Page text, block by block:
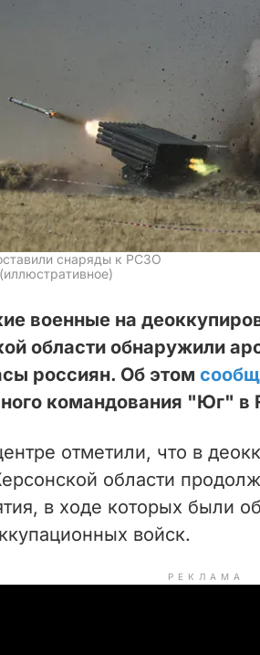
снаряды к РСЗО
военные на
области обнаружили
россиян. Об этом
командования "Юг" в
отметили, что в
области
в ходе которых были
войск.
РЕКЛАМА